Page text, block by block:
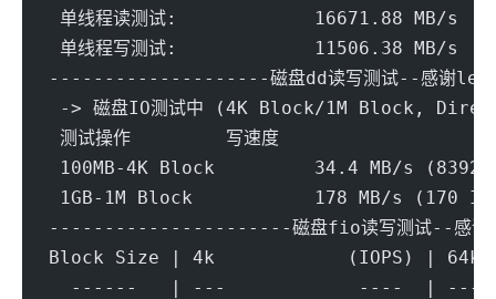
单线程读测试:		16671.88 MB/s
单线程写测试:		11506.38 MB/s
--------------------磁盘dd读写测试--感谢
-> 磁盘IO测试中 (4K Block/1M Block,
----------------------磁盘fio读写测试--感
Block Size | 4k            (IOPS) |
------   | ---            ----  |